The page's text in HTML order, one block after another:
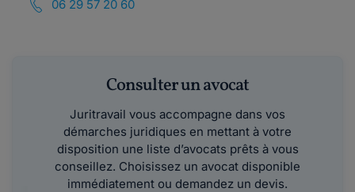
06 29 57 20 60
Consulter un avocat
Juritravail vous accompagne dans vos
démarches juridiques en mettant à votre
disposition une liste d’avocats prêts à vous
conseillez. Choisissez un avocat disponible
immédiatement ou demandez un devis.